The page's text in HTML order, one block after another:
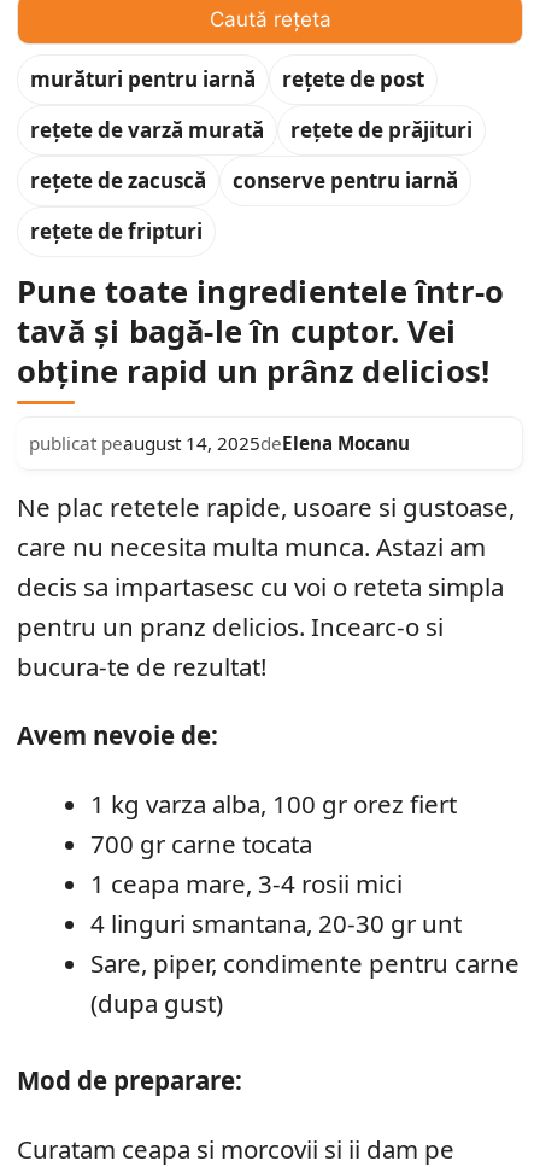
Caută rețeta
murături pentru iarnă
rețete de post
rețete de varză murată
rețete de prăjituri
rețete de zacuscă
conserve pentru iarnă
rețete de fripturi
Pune toate ingredientele într-o
tavă și bagă-le în cuptor. Vei
obține rapid un prânz delicios!
publicat peaugust 14, 2025deElena Mocanu
Ne plac retetele rapide, usoare si gustoase,
care nu necesita multa munca. Astazi am
decis sa impartasesc cu voi o reteta simpla
pentru un pranz delicios. Incearc-o si
bucura-te de rezultat!
Avem nevoie de:
1 kg varza alba, 100 gr orez fiert
700 gr carne tocata
1 ceapa mare, 3-4 rosii mici
4 linguri smantana, 20-30 gr unt
Sare, piper, condimente pentru carne
(dupa gust)
Mod de preparare:
Curatam ceapa si morcovii si ii dam pe